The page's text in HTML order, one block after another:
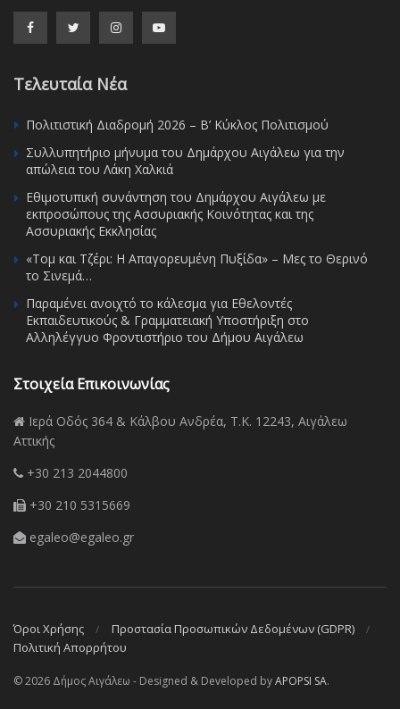
Τελευταία Νέα
Πολιτιστική Διαδρομή 2026 – Β’ Κύκλος Πολιτισμού
Συλλυπητήριο μήνυμα του Δημάρχου Αιγάλεω για την
απώλεια του Λάκη Χαλκιά
Εθιμοτυπική συνάντηση του Δημάρχου Αιγάλεω με
εκπροσώπους της Ασσυριακής Κοινότητας και της
Ασσυριακής Εκκλησίας
«Τομ και Τζέρι: Η Απαγορευμένη Πυξίδα» – Μες το Θερινό
το Σινεμά…
Παραμένει ανοιχτό το κάλεσμα για Εθελοντές
Εκπαιδευτικούς & Γραμματειακή Υποστήριξη στο
Αλληλέγγυο Φροντιστήριο του Δήμου Αιγάλεω
Στοιχεία Επικοινωνίας
Ιερά Οδός 364 & Κάλβου Ανδρέα, Τ.Κ. 12243, Αιγάλεω
Αττικής
+30 213 2044800
+30 210 5315669
egaleo@egaleo.gr
Όροι Χρήσης
Προστασία Προσωπικών Δεδομένων (GDPR)
Πολιτική Απορρήτου
© 2026 Δήμος Αιγάλεω - Designed & Developed byAPOPSI SA.